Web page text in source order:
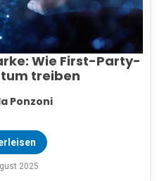
Wie First-Party-
treiben
Ponzoni
2025